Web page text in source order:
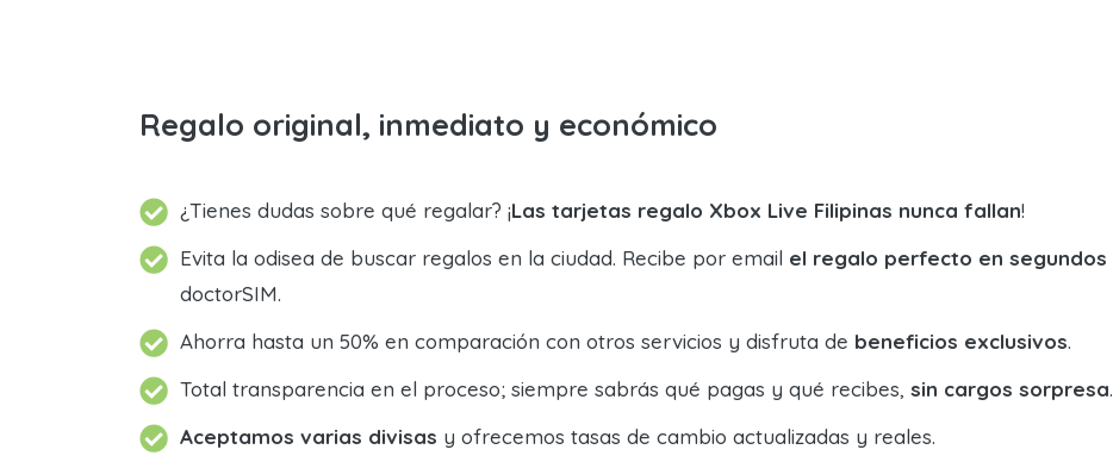
Regalo original, inmediato y económico
¿Tienes dudas sobre qué regalar? ¡Las tarjetas regalo Xbox Live Filipinas nunca fallan!
Evita la odisea de buscar regalos en la ciudad. Recibe por email el regalo perfecto en segundos
doctorSIM.
Ahorra hasta un 50% en comparación con otros servicios y disfruta de beneficios exclusivos.
Total transparencia en el proceso; siempre sabrás qué pagas y qué recibes, sin cargos sorpresa.
Aceptamos varias divisas y ofrecemos tasas de cambio actualizadas y reales.